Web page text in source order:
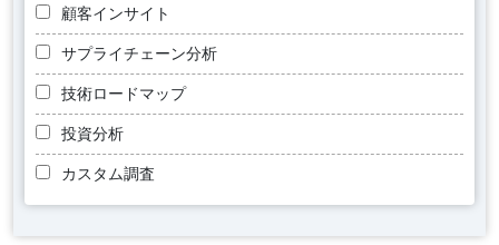
顧客インサイト
サプライチェーン分析
技術ロードマップ
投資分析
カスタム調査